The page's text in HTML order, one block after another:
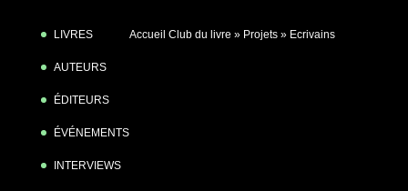
LIVRES
AUTEURS
ÉDITEURS
ÉVÉNEMENTS
INTERVIEWS
Accueil Club du livre » Projets» Ecrivains